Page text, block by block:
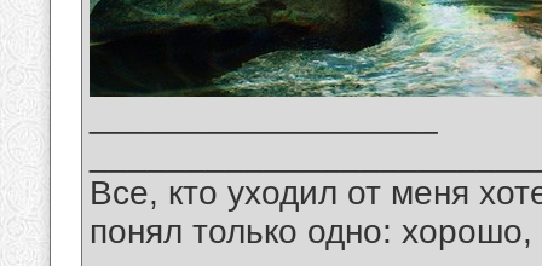
Все, кто уходил от меня
понял только одно: